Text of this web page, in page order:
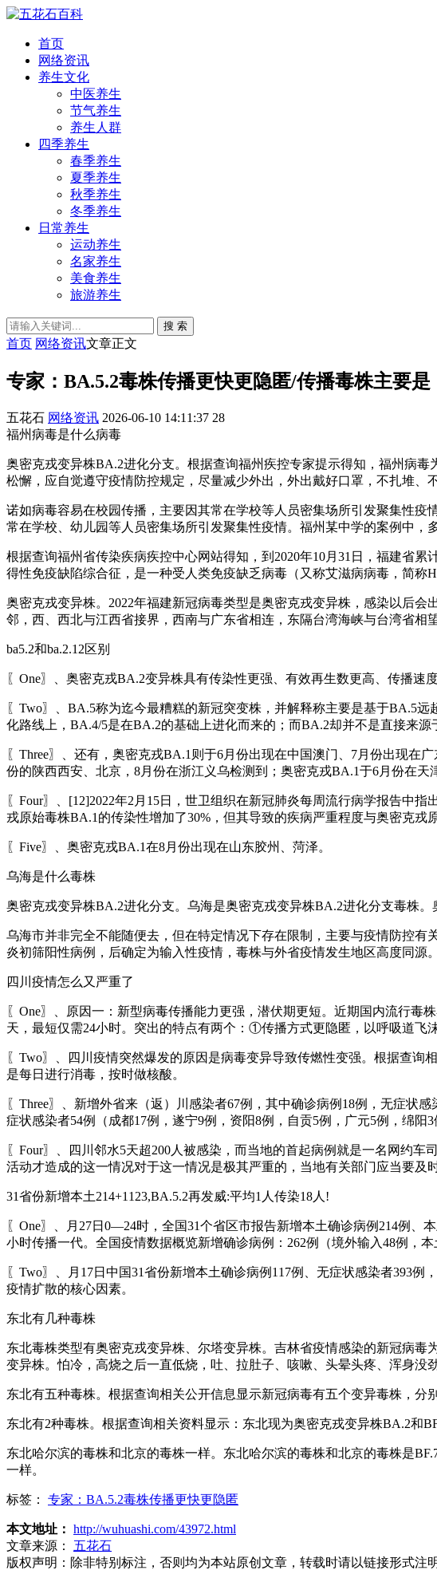
首页
网络资讯
养生文化
中医养生
节气养生
养生人群
四季养生
春季养生
夏季养生
秋季养生
冬季养生
日常养生
运动养生
名家养生
美食养生
旅游养生
搜 索
首页 网络资讯文章正文
专家：BA.5.2毒株传播更快更隐匿/传播毒株主要是
五花石 网络资讯 2026-06-10 14:11:37 28
福州病毒是什么病毒
奥密克戎变异株BA.2进化分支。根据查询福州疾控专家提示得知，福州病
松懈，应自觉遵守疫情防控规定，尽量减少外出，外出戴好口罩，不扎堆、不
诺如病毒容易在校园传播，主要因其常在学校等人员密集场所引发聚集性
常在学校、幼儿园等人员密集场所引发聚集性疫情。福州某中学的案例中，
根据查询福州省传染疾病疾控中心网站得知，到2020年10月31日，福建省
得性免疫缺陷综合征，是一种受人类免疫缺乏病毒（又称艾滋病病毒，简称
奥密克戎变异株。2022年福建新冠病毒类型是奥密克戎变异株，感染以后
邻，西、西北与江西省接界，西南与广东省相连，东隔台湾海峡与台湾省相望
ba5.2和ba.2.12区别
〖One〗、奥密克戎BA.2变异株具有传染性更强、有效再生数更高、传播速
〖Two〗、BA.5称为迄今最糟糕的新冠突变株，并解释称主要是基于BA.5
化路线上，BA.4/5是在BA.2的基础上进化而来的；而BA.2却并不是直接来源
〖Three〗、还有，奥密克戎BA.1则于6月份出现在中国澳门、7月份出现在
份的陕西西安、北京，8月份在浙江义乌检测到；奥密克戎BA.1于6月份在天
〖Four〗、[12]2022年2月15日，世卫组织在新冠肺炎每周流行病学报告中
戎原始毒株BA.1的传染性增加了30%，但其导致的疾病严重程度与奥密克戎
〖Five〗、奥密克戎BA.1在8月份出现在山东胶州、菏泽。
乌海是什么毒株
奥密克戎变异株BA.2进化分支。乌海是奥密克戎变异株BA.2进化分支毒株
乌海市并非完全不能随便去，但在特定情况下存在限制，主要与疫情防控
炎初筛阳性病例，后确定为输入性疫情，毒株与外省疫情发生地区高度同源。
四川疫情怎么又严重了
〖One〗、原因一：新型病毒传播能力更强，潜伏期更短。近期国内流行
天，最短仅需24小时。突出的特点有两个：①传播方式更隐匿，以呼吸道飞
〖Two〗、四川疫情突然爆发的原因是病毒变异导致传燃性变强。根据查
是每日进行消毒，按时做核酸。
〖Three〗、新增外省来（返）川感染者67例，其中确诊病例18例，无症状
症状感染者54例（成都17例，遂宁9例，资阳8例，自贡5例，广元5例，绵阳
〖Four〗、四川邻水5天超200人被感染，而当地的首起病例就是一名网约
活动才造成的这一情况对于这一情况是极其严重的，当地有关部门应当要及
31省份新增本土214+1123,BA.5.2再发威:平均1人传染18人!
〖One〗、月27日0—24时，全国31个省区市报告新增本土确诊病例214例
小时传播一代。全国疫情数据概览新增确诊病例：262例（境外输入48例，本
〖Two〗、月17日中国31省份新增本土确诊病例117例、无症状感染者393
疫情扩散的核心因素。
东北有几种毒株
东北毒株类型有奥密克戎变异株、尔塔变异株。吉林省疫情感染的新冠病
变异株。怕冷，高烧之后一直低烧，吐、拉肚子、咳嗽、头晕头疼、浑身没
东北有五种毒株。根据查询相关公开信息显示新冠病毒有五个变异毒株，
东北有2种毒株。根据查询相关资料显示：东北现为奥密克戎变异株BA.2和
东北哈尔滨的毒株和北京的毒株一样。东北哈尔滨的毒株和北京的毒株是
一样。
标签： 专家：BA.5.2毒株传播更快更隐匿
本文地址： http://wuhuashi.com/43972.html
文章来源：
五花石
版权声明： 除非特别标注，否则均为本站原创文章，转载时请以链接形式注